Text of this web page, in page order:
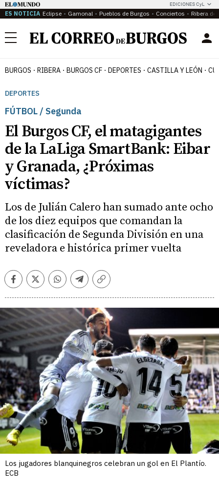
EDICIONES CyL
ES NOTICIA Eclipse Gamonal Pueblos de Burgos Conciertos Ribera del
Menú
BURGOS RIBERA BURGOS CF DEPORTES CASTILLA Y LEÓN
DEPORTES
FÚTBOL / Segunda
El Burgos CF, el matagigantes
de la LaLiga SmartBank: Eibar
y Granada, ¿Próximas
víctimas?
Los de Julián Calero han sumado ante ocho
de los diez equipos que comandan la
clasificación de Segunda División en una
reveladora e histórica primer vuelta
FacebookTwitterWhatsappTelegramCopiar
Los jugadores blanquinegros celebran un gol en El Plantío.
ECB